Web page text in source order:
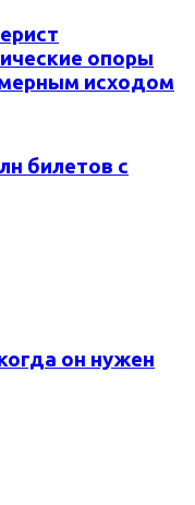
опоры
исходом
билетов с
он нужен